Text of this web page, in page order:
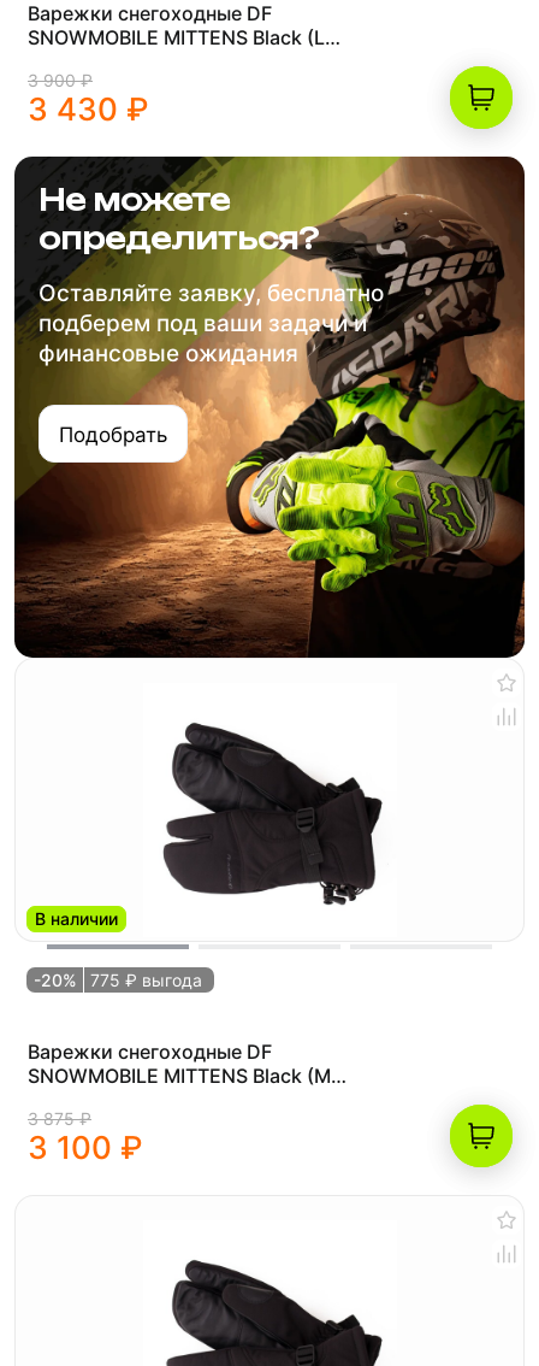
Варежки снегоходные DF
SNOWMOBILE MITTENS Black (L
3 900 ₽
3 430 ₽
Не можете
определиться?
Оставляйте заявку, бесплатно
подберем под ваши задачи и
финансовые ожидания
Подобрать
В наличии
-20% 775 ₽ выгода
Варежки снегоходные DF
SNOWMOBILE MITTENS Black (M
3 875 ₽
3 100 ₽